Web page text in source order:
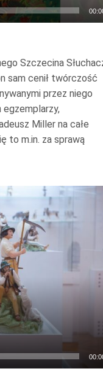
Szczecina
sam cenił twórczość
przez niego
egzemplarzy,
Miller na całe
to m.in. za sprawą